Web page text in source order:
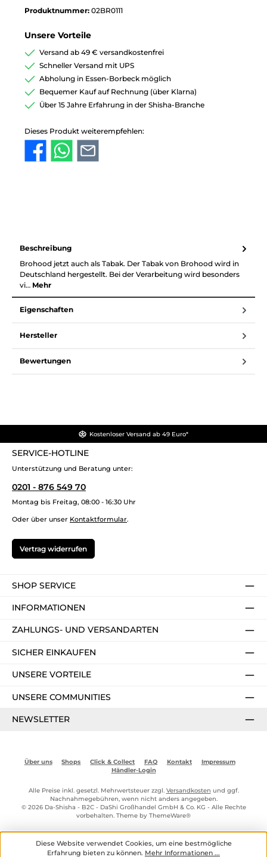
Produktnummer: 02BR0111
Unsere Vorteile
Versand ab 49 € versandkostenfrei
Schneller Versand mit UPS
Abholung in Essen-Borbeck möglich
Bequemer Kauf auf Rechnung (über Klarna)
Über 15 Jahre Erfahrung in der Shisha-Branche
Dieses Produkt weiterempfehlen:
Beschreibung
Brohood jetzt auch als Tabak. Der Tabak von Brohood wird in
Deutschland hergestellt. Bei der Verarbeitung wird besonders
vi… Mehr
Eigenschaften
Hersteller
Bewertungen
Kostenloser Versand ab 49 Euro*
SERVICE-HOTLINE
Unterstützung und Beratung unter:
0201 - 876 549 70
Montag bis Freitag, 08:00 - 16:30 Uhr
Oder über unser Kontaktformular.
Vertrag widerrufen
SHOP SERVICE
INFORMATIONEN
ZAHLUNGS- UND VERSANDARTEN
SICHER EINKAUFEN
UNSERE VORTEILE
UNSERE COMMUNITIES
NEWSLETTER
Über uns Shops Click & Collect FAQ Kontakt
Impressum
Händler-Login
Alle Preise inkl. gesetzl. Mehrwertsteuer zzgl. Versandkosten und ggf.
Nachnahmegebühren, wenn nicht anders angegeben.
© 2026 Da-Shisha - B2C - DaShi Großhandel GmbH & Co. KG - Alle Rechte
vorbehalten. Theme by ThemeWare®
Diese Website verwendet Cookies, um eine bestmögliche
Erfahrung bieten zu können. Mehr Informationen ...